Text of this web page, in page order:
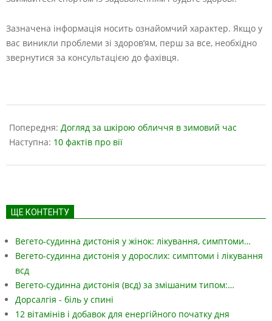
Зазначена інформація носить ознайомчий характер. Якщо у
вас виникли проблеми зі здоров’ям, перш за все, необхідно
звернутися за консультацією до фахівця.
07-
05
Попередня: Догляд за шкірою обличчя в зимовий час
Наступна: 10 фактів про вії
ЩЕ КОНТЕНТУ
Вегето-судинна дистонія у жінок: лікування, симптоми…
Вегето-судинна дистонія у дорослих: симптоми і лікування
всд
Вегето-судинна дистонія (всд) за змішаним типом:…
Дорсалгія - біль у спині
12 вітамінів і добавок для енергійного початку дня